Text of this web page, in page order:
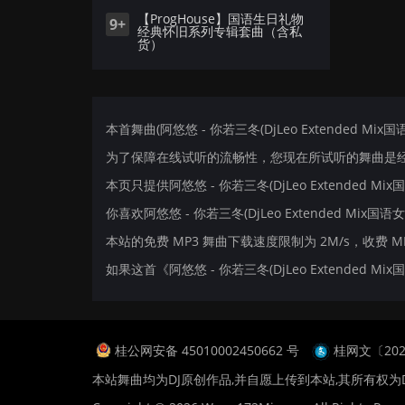
9+ 【ProgHouse】国语生日礼物
经典怀旧系列专辑套曲（含私
货）
本首舞曲(阿悠悠 - 你若三冬(DjLeo Extended Mix国
为了保障在线试听的流畅性，您现在所试听的舞曲
本页只提供阿悠悠 - 你若三冬(DjLeo Extended Mix
你喜欢阿悠悠 - 你若三冬(DjLeo Extended Mix国语
本站的免费 MP3 舞曲下载速度限制为 2M/s，收费
如果这首《阿悠悠 - 你若三冬(DjLeo Extended Mix
桂公网安备 45010002450662 号
桂网文〔
本站舞曲均为DJ原创作品,并自愿上传到本站,其所有权